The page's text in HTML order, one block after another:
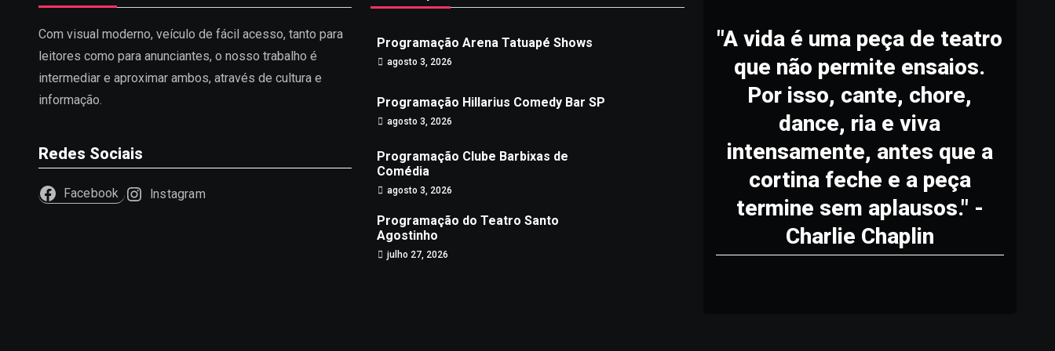
Com visual moderno, veículo de fácil acesso, tanto para
leitores como para anunciantes, o nosso trabalho é
intermediar e aproximar ambos, através de cultura e
informação.
Redes Sociais
Facebook Instagram
Programação Arena Tatuapé Shows
agosto 3, 2026
Programação Hillarius Comedy Bar SP
agosto 3, 2026
Programação Clube Barbixas de
Comédia
agosto 3, 2026
Programação do Teatro Santo
Agostinho
julho 27, 2026
"A vida é uma peça de teatro
que não permite ensaios.
Por isso, cante, chore,
dance, ria e viva
intensamente, antes que a
cortina feche e a peça
termine sem aplausos." -
Charlie Chaplin